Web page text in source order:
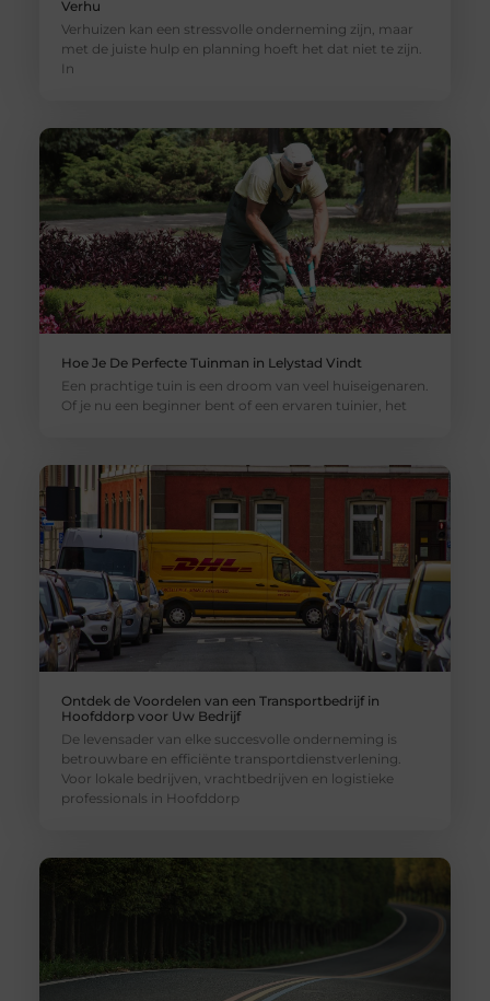
Verhu
Verhuizen kan een stressvolle onderneming zijn, maar
met de juiste hulp en planning hoeft het dat niet te zijn.
In
Hoe Je De Perfecte Tuinman in Lelystad Vindt
Een prachtige tuin is een droom van veel huiseigenaren.
Of je nu een beginner bent of een ervaren tuinier, het
Ontdek de Voordelen van een Transportbedrijf in
Hoofddorp voor Uw Bedrijf
De levensader van elke succesvolle onderneming is
betrouwbare en efficiënte transportdienstverlening.
Voor lokale bedrijven, vrachtbedrijven en logistieke
professionals in Hoofddorp